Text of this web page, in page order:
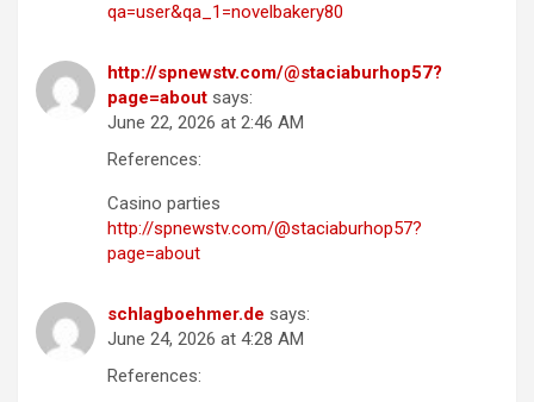
qa=user&qa_1=novelbakery80
http://spnewstv.com/@staciaburhop57?
page=about says:
June 22, 2026 at 2:46 AM
References:
Casino parties
http://spnewstv.com/@staciaburhop57?
page=about
schlagboehmer.de says:
June 24, 2026 at 4:28 AM
References: